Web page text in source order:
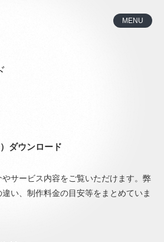
MENU
ダウンロード
サービス内容をご覧いただけます。弊
い、制作料金の目安等をまとめていま